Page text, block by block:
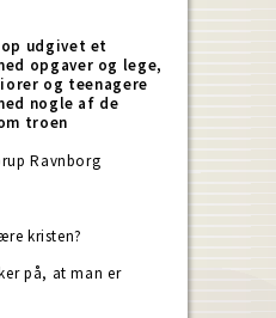
udgivet et
opgaver og lege,
og teenagere
nogle af de
troen
Ravnborg
kristen?
på, at man er